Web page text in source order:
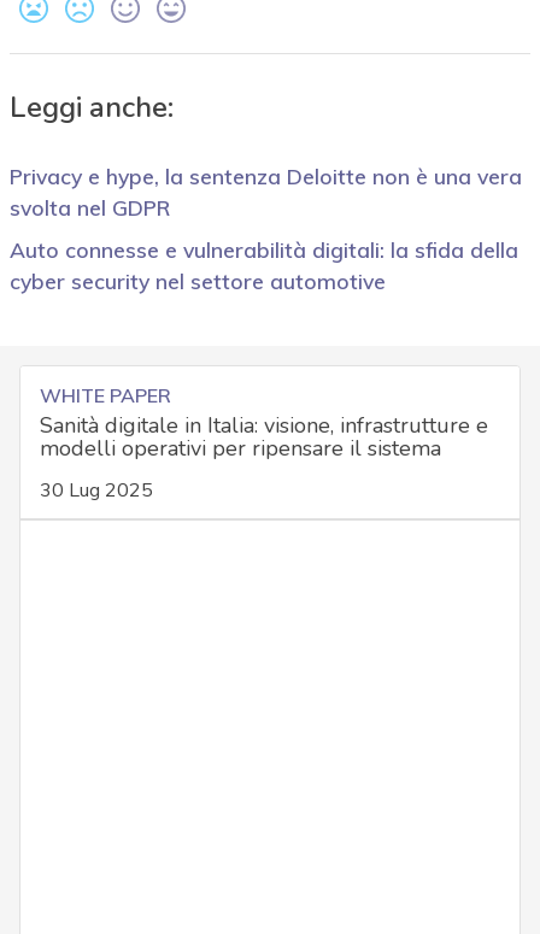
Leggi anche:
Privacy e hype, la sentenza Deloitte non è una vera
svolta nel GDPR
Auto connesse e vulnerabilità digitali: la sfida della
cyber security nel settore automotive
WHITE PAPER
Sanità digitale in Italia: visione, infrastrutture e
modelli operativi per ripensare il sistema
30 Lug 2025